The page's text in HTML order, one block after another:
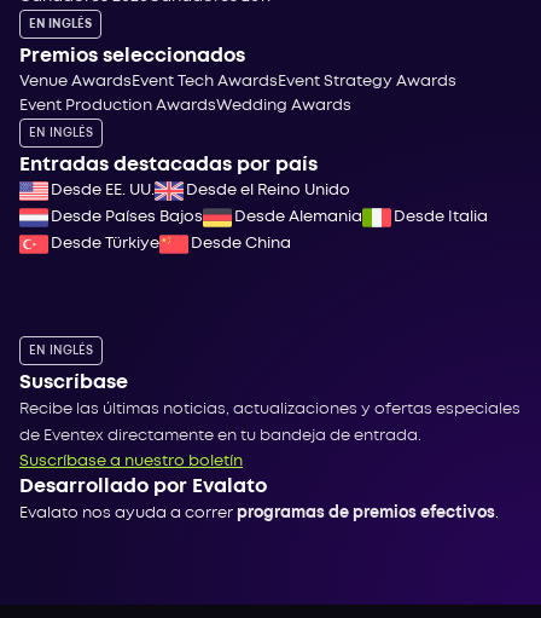
EN INGLÉS
Premios seleccionados
Venue Awards Event Tech Awards Event Strategy Awards
Event Production AwardsWedding Awards
EN INGLÉS
Entradas destacadas por país
Desde EE. UU.
Desde el Reino Unido
Desde Países Bajos
Desde Alemania
Desde Italia
Desde Türkiye
Desde China
EN INGLÉS
Suscríbase
Recibe las últimas noticias, actualizaciones y ofertas especiales
de Eventex directamente en tu bandeja de entrada.
Suscríbase a nuestro boletín
Desarrollado por Evalato
Evalato nos ayuda a correr programas de premios efectivos